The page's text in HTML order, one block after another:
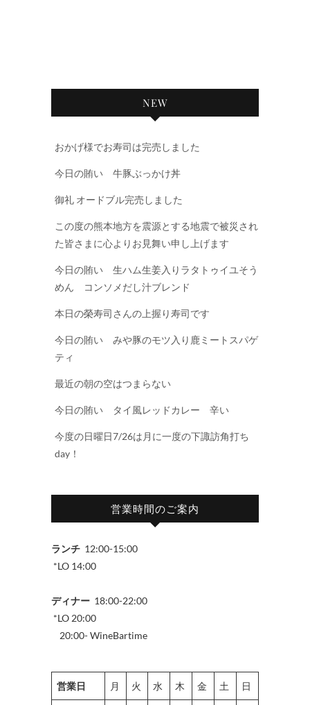
NEW
おかげ様でお寿司は完売しました
今日の賄い 牛豚ぶっかけ丼
御礼 オードブル完売しました
この度の熊本地方を震源とする地震で被災され
た皆さまに心よりお見舞い申し上げます
今日の賄い 生ハム生姜入りラタトゥイユそう
めん コンソメだし汁ブレンド
本日の榮寿司さんの上握り寿司です
今日の賄い みや豚のモツ入り鹿ミートスパゲ
ティ
最近の朝の空はつまらない
今日の賄い タイ風レッドカレー 辛い
今度の日曜日7/26は月に一度の下諏訪角打ち
day！
営業時間のご案内
ランチ 12:00-15:00
*LO 14:00
ディナー 18:00-22:00
*LO 20:00
20:00- WineBartime
営業日 月 火 水 木 金 土 日